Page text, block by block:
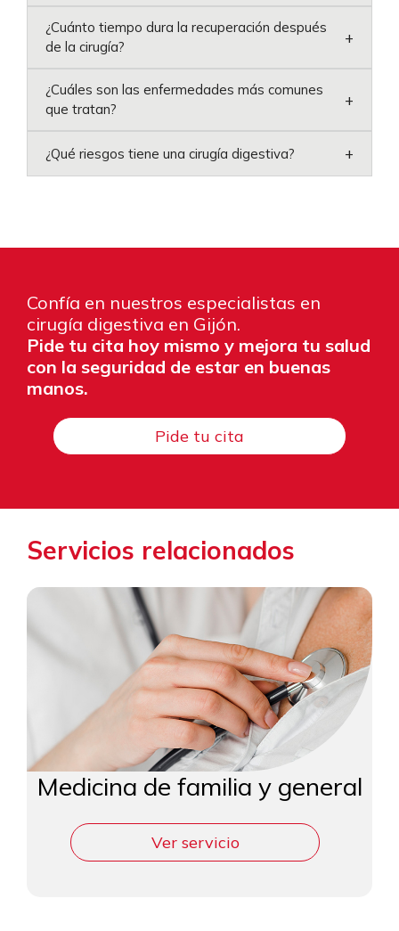
¿Cuánto tiempo dura la recuperación después
de la cirugía?
+
¿Cuáles son las enfermedades más comunes
que tratan?
+
¿Qué riesgos tiene una cirugía digestiva? +
Confía en nuestros especialistas en
cirugía digestiva en Gijón.
Pide tu cita hoy mismo y mejora tu salud
con la seguridad de estar en buenas
manos.
Pide tu cita
Servicios relacionados
Medicina de familia y general
Ver servicio